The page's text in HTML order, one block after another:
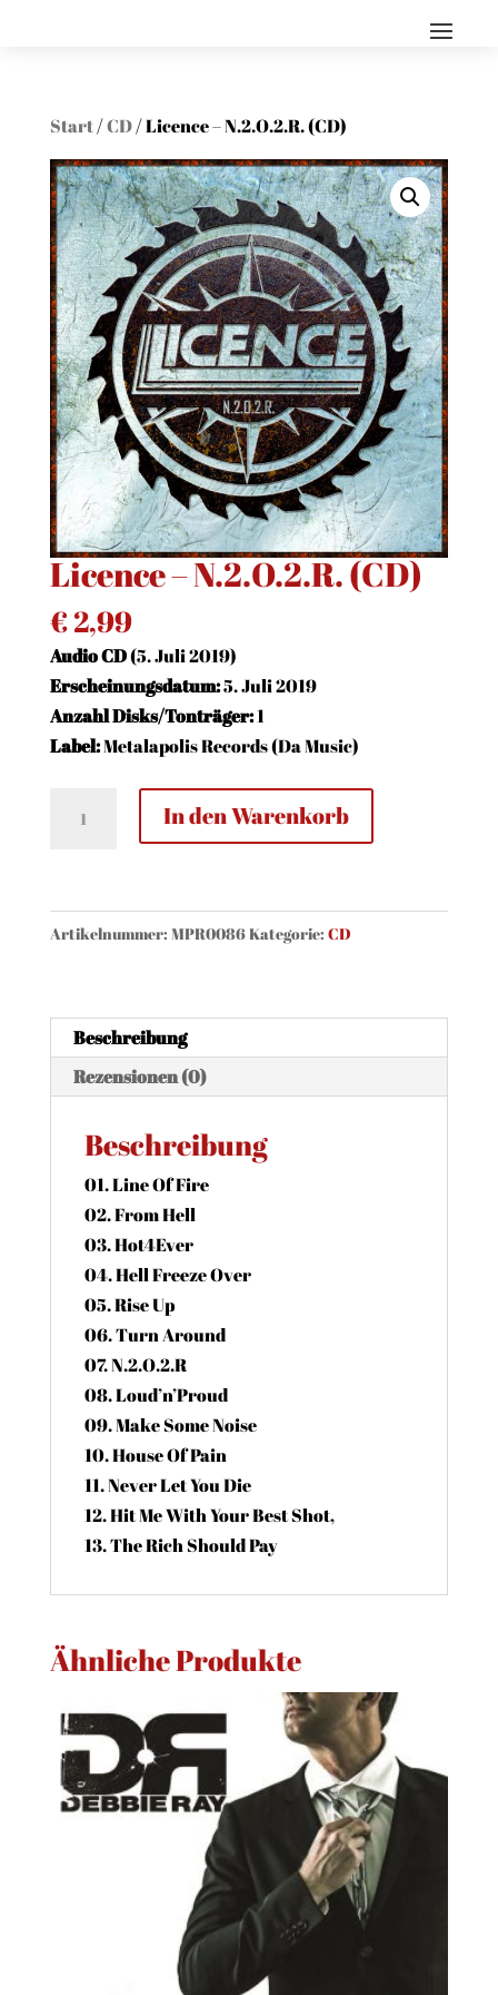
Start/CD/ Licence – N.2.O.2.R. (CD)
Licence – N.2.O.2.R. (CD)
€2,99
Audio CD(5. Juli 2019)
Erscheinungsdatum:5. Juli 2019
Anzahl Disks/Tonträger:1
Label:Metalapolis Records (Da Music)
Menge
In den Warenkorb
Artikelnummer: MPR0086Kategorie: CD
Beschreibung
Rezensionen (0)
Beschreibung
01. Line Of Fire
02. From Hell
03. Hot4Ever
04. Hell Freeze Over
05. Rise Up
06. Turn Around
07. N.2.O.2.R
08. Loud’n’Proud
09. Make Some Noise
10. House Of Pain
11. Never Let You Die
12. Hit Me With Your Best Shot,
13. The Rich Should Pay
Ähnliche Produkte